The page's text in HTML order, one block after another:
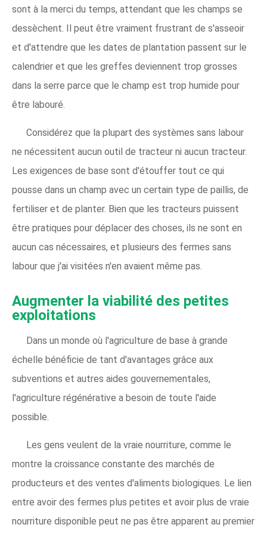
sont à la merci du temps, attendant que les champs se
dessèchent. Il peut être vraiment frustrant de s'asseoir
et d'attendre que les dates de plantation passent sur le
calendrier et que les greffes deviennent trop grosses
dans la serre parce que le champ est trop humide pour
être labouré.
Considérez que la plupart des systèmes sans labour
ne nécessitent aucun outil de tracteur ni aucun tracteur.
Les exigences de base sont d'étouffer tout ce qui
pousse dans un champ avec un certain type de paillis, de
fertiliser et de planter. Bien que les tracteurs puissent
être pratiques pour déplacer des choses, ils ne sont en
aucun cas nécessaires, et plusieurs des fermes sans
labour que j'ai visitées n'en avaient même pas.
Augmenter la viabilité des petites
exploitations
Dans un monde où l'agriculture de base à grande
échelle bénéficie de tant d'avantages grâce aux
subventions et autres aides gouvernementales,
l'agriculture régénérative a besoin de toute l'aide
possible.
Les gens veulent de la vraie nourriture, comme le
montre la croissance constante des marchés de
producteurs et des ventes d'aliments biologiques. Le lien
entre avoir des fermes plus petites et avoir plus de vraie
nourriture disponible peut ne pas être apparent au premier